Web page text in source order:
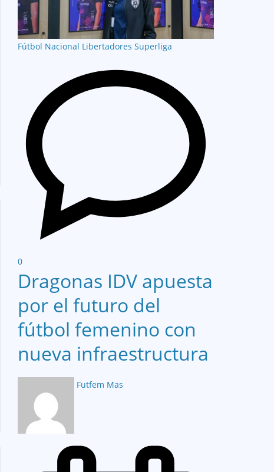
Fútbol Nacional Libertadores Superliga
0
Dragonas IDV apuesta
por el futuro del
fútbol femenino con
nueva infraestructura
Futfem Mas